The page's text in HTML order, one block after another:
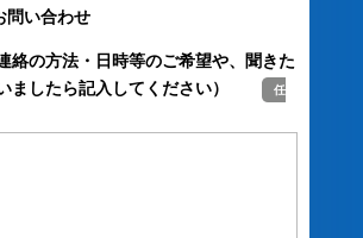
問い合わせ
絡の方法・日時等のご希望や、聞きた
ましたら記入してください）
任